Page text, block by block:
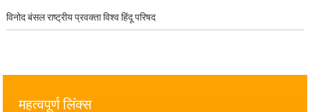
विनोद बंसल राष्ट्रीय प्रवक्ता विश्व हिंदू परिषद
महत्वपूर्ण लिंक्स